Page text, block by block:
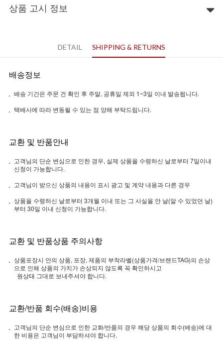
상품 고시 정보
DETAIL SHIPPING & RETURNS
배송정보
배송 기간은 주문 건 확인 후 주말, 공휴일 제외 1~3일 이내 발송됩니다.
택배사에 따라 변동될 수 있는 점 양해 부탁드립니다.
교환 및 반품안내
고객님의 단순 변심으로 인한 경우, 실제 상품을 수령하신 날로부터 7일이내
신청이 가능합니다.
고객님이 받으신 상품의 내용이 표시 광고 및 계약 내용과 다른 경우
상품을 수령하신 날로부터 3개월 이내 또는 그 사실을 안 날(알 수 있었던 날)
부터 30일 이내 신청이 가능합니다.
교환 및 반품상품 주의사항
상품포장시 안의 상품, 포장, 제품의 부착라벨(상품가격/브랜드TAG)의 손상
으로 인해 상품의 가치가 손상되지 않도록 꼭 확인하시고
원상태 그대로 보내주셔야 합니다.
교환/반품 회수(배송)비용
고객님의 단순 변심으로 인한 교화/반품의 경우 해당 상품의 회수(배송)에 대
한 비용은 고객님이 부담하셔야 합니다.